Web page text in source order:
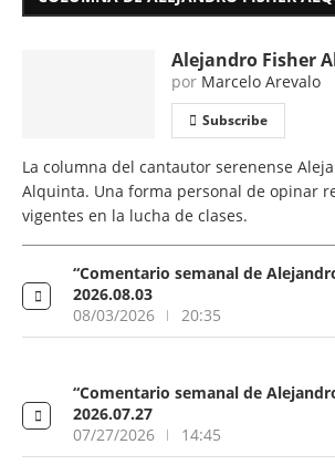
Alejandro Fisher
por Marcelo Arevalo
Subscribe
La columna del cantautor serenense
Alquinta. Una forma personal de opinar
vigentes en la lucha de clases.
“Comentario semanal de
2026.08.03
08/03/2026
20:35
“Comentario semanal de
2026.07.27
07/27/2026
14:45